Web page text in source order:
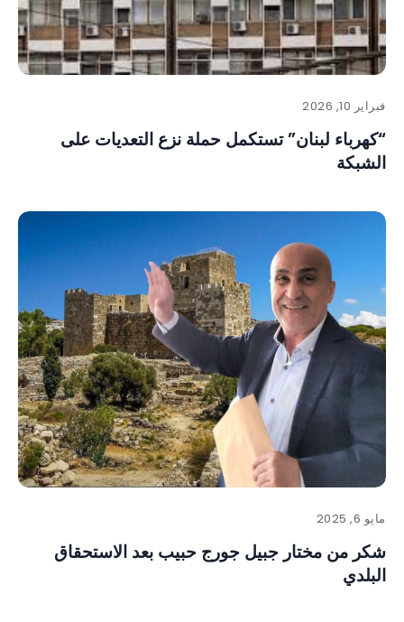
فبراير 10, 2026
“كهرباء لبنان” تستكمل حملة نزع التعديات على
الشبكة
مايو 6, 2025
شكر من مختار جبيل جورج حبيب بعد الاستحقاق
البلدي